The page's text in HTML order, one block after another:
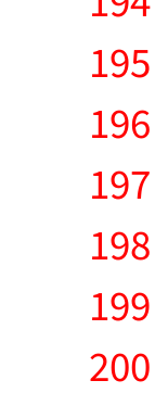
195
196
197
198
199
200